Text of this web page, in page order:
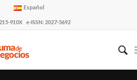
Español
910X e-ISSN: 2027-5692